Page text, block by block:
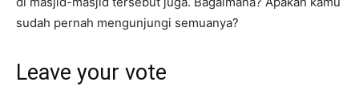
sudah pernah mengunjungi semuanya?
Leave your vote